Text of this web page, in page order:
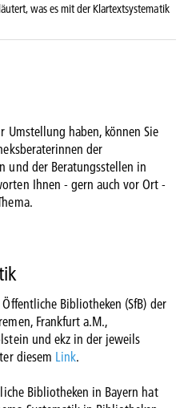
was es mit der Klartextsystematik
Umstellung haben, können Sie
der
und der Beratungsstellen in
Ihnen - gern auch vor Ort -
Bibliotheken (SfB) der
Frankfurt a.M.,
und ekz in der jeweils
diesem Link.
Bibliotheken in Bayern hat